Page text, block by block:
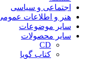
اجتماعی و سیاسی
هنر و اطلاعات
سایر موضوعات
سایر محصولات
CD
کتاب گویا